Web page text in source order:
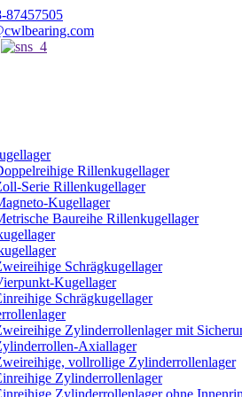
87457505
Rillenkugellager
Serie Rillenkugellager
Kugellager
Baureihe Rillenkugellager
Schrägkugellager
Kugellager
Schrägkugellager
Zylinderrollenlager mit
Axiallager
vollrollige Zylinderrollenlager
Zylinderrollenlager
Zylinderrollenlager ohne